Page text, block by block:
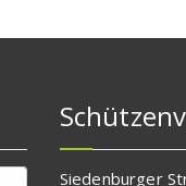
Siedenburger